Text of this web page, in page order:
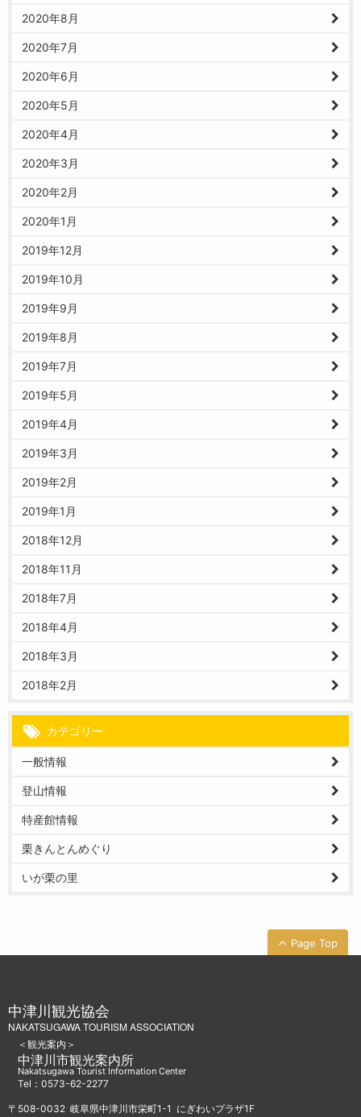
2020年8月
2020年7月
2020年6月
2020年5月
2020年4月
2020年3月
2020年2月
2020年1月
2019年12月
2019年10月
2019年9月
2019年8月
2019年7月
2019年5月
2019年4月
2019年3月
2019年2月
2019年1月
2018年12月
2018年11月
2018年7月
2018年4月
2018年3月
2018年2月
カテゴリー
一般情報
登山情報
特産館情報
栗きんとんめぐり
いが栗の里
Page Top
中津川観光協会
NAKATSUGAWA TOURISM ASSOCIATION
＜観光案内＞
中津川市観光案内所
Nakatsugawa Tourist Information Center
Tel：0573-62-2277
〒508-0032 岐阜県中津川市栄町1-1 にぎわいプラザ1F